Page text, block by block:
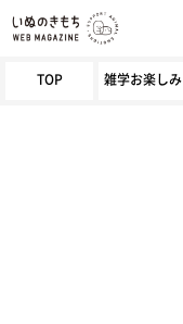
TOP 雑学お楽しみ